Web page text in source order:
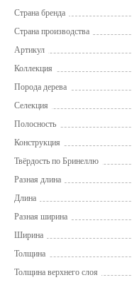
Страна бренда
Страна производства
Артикул
Коллекция
Порода дерева
Селекция
Полосность
Конструкция
Твёрдость по Бринеллю
Разная длина
Длина
Разная ширина
Ширина
Толщина
Толщина верхнего слоя